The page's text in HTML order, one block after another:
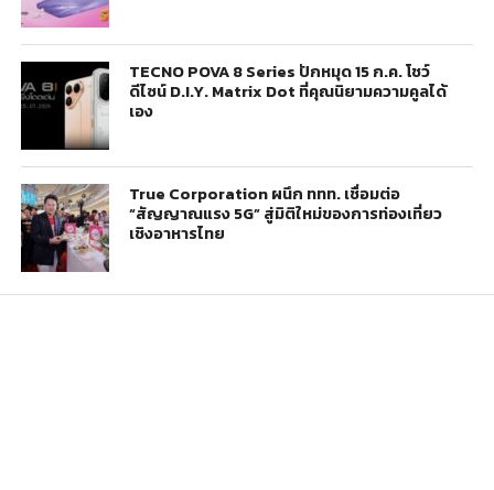
TECNO POVA 8 Series ปักหมุด 15 ก.ค. โชว์
ดีไซน์ D.I.Y. Matrix Dot ที่คุณนิยามความคูลได้
เอง
True Corporation ผนึก ททท. เชื่อมต่อ
“สัญญาณแรง 5G” สู่มิติใหม่ของการท่องเที่ยว
เชิงอาหารไทย